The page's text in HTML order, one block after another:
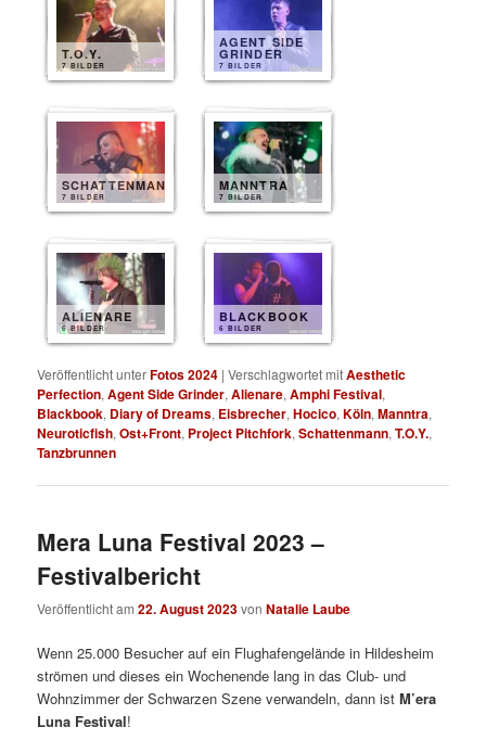
T.O.Y.
7 BILDER
AGENT SIDE
GRINDER
7 BILDER
SCHATTENMANN
7 BILDER
MANNTRA
7 BILDER
ALIENARE
6 BILDER
BLACKBOOK
6 BILDER
Veröffentlicht unterFotos 2024 |Verschlagwortet mitAesthetic
Perfection,Agent Side Grinder,Alienare,Amphi Festival,
Blackbook, Diary of Dreams, Eisbrecher,Hocico,Köln,Manntra,
Neuroticfish,Ost+Front, Project Pitchfork,Schattenmann,T.O.Y.,
Tanzbrunnen
Mera Luna Festival 2023 –
Festivalbericht
Veröffentlicht am22. August 2023vonNatalie Laube
Wenn 25.000 Besucher auf ein Flughafengelände in Hildesheim
strömen und dieses ein Wochenende lang in das Club- und
Wohnzimmer der Schwarzen Szene verwandeln, dann istM’era
Luna Festival!